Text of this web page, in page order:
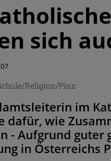
sich
Religion/Pinz
im
dafür, wie
- Aufgrund guter
in Österreichs